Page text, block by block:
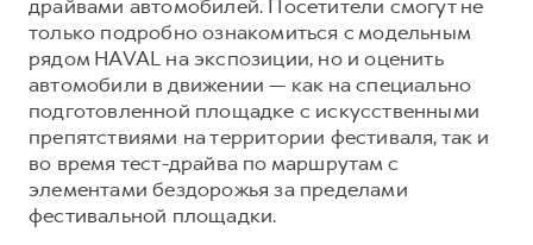
Коллекция Базовая
Коллекция Детская
драйвами автомобилей. Посетители смогут не
только подробно ознакомиться с модельным
рядом HAVAL на экспозиции, но и оценить
автомобили в движении — как на специально
подготовленной площадке с искусственными
препятствиями на территории фестиваля, так и
во время тест-драйва по маршрутам с
элементами бездорожья за пределами
фестивальной площадки.